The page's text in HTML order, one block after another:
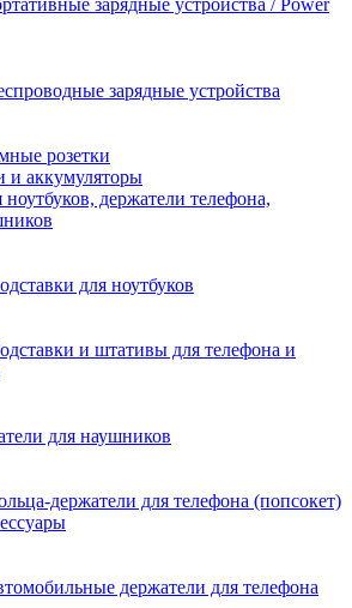
зарядные устройства / Power
зарядные устройства
розетки
и аккумуляторы
держатели телефона,
для ноутбуков
и штативы для телефона и
для наушников
держатели для телефона (попсокет)
держатели для телефона